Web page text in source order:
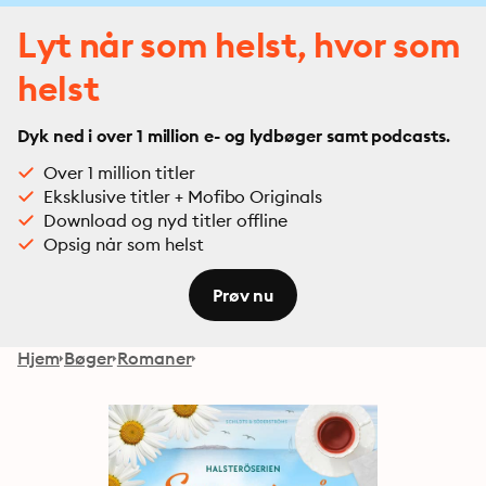
Lyt når som helst, hvor som
helst
Dyk ned i over 1 million e- og lydbøger samt podcasts.
Over 1 million titler
Eksklusive titler + Mofibo Originals
Download og nyd titler offline
Opsig når som helst
Prøv nu
Hjem Bøger Romaner